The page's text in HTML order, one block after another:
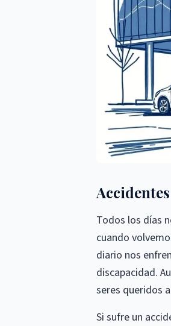
Todos los días
cuando
diario nos
discapacidad.
seres queridos
Si sufre un